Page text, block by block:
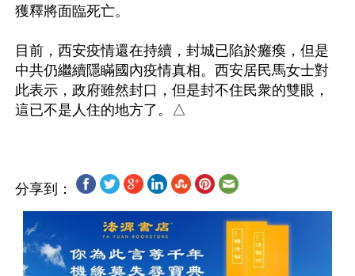
獲釋將面臨死亡。
目前，西安疫情還在持續，封城已陷於癱瘓，但是
中共仍繼續隱瞞國內疫情真相。西安居民馬女士對
此表示，政府雖然封口，但是封不住民衆的雙眼，
分享到：